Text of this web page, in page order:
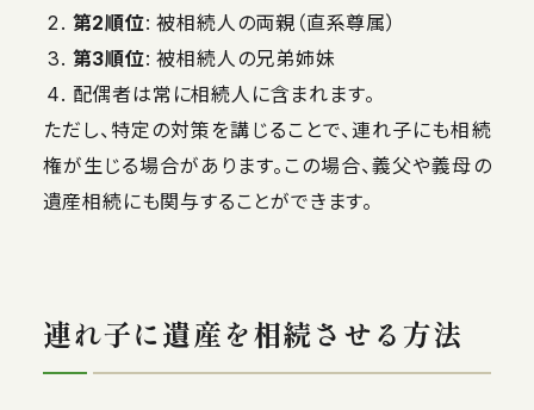
第2順位: 被相続人の両親（直系尊属）
第3順位: 被相続人の兄弟姉妹
配偶者は常に相続人に含まれます。
ただし、特定の対策を講じることで、連れ子にも相続
権が生じる場合があります。この場合、義父や義母の
遺産相続にも関与することができます。
連れ子に遺産を相続させる方法